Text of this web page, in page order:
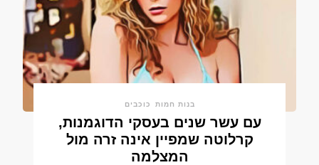
בנות חמות כוכבים
עם עשר שנים בעסקי הדוגמנות,
קרלוטה שמפיין אינה זרה מול
המצלמה